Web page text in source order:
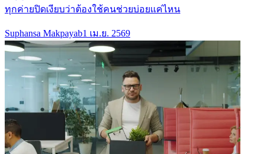
ทุกค่ายปิดเงียบว่าต้องใช้คนช่วยบ่อยแค่ไหน
Suphansa Makpayab1 เม.ย. 2569